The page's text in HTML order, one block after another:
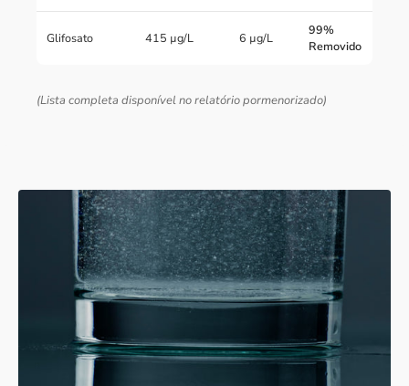
Glifosato 415 µg/L 6 µg/L
99%
Removido
(Lista completa disponível no relatório pormenorizado)